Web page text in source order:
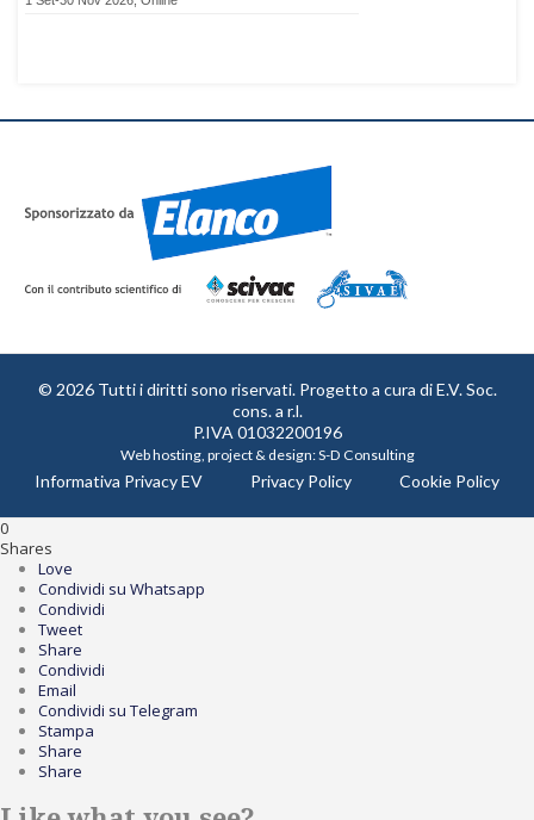
© 2026 Tutti i diritti sono riservati. Progetto a cura diE.V. Soc.
cons. a r.l.
P.IVA 01032200196
Web hosting, project & design:S-D Consulting
Informativa Privacy EV Privacy Policy Cookie Policy
0
Shares
Love
Condividi su Whatsapp
Condividi
Tweet
Share
Condividi
Email
Condividi su Telegram
Stampa
Share
Share